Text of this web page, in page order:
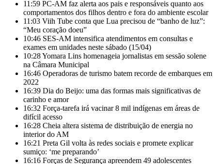
11:59 PC-AM faz alerta aos pais e responsáveis quanto aos
comportamentos dos filhos dentro e fora do ambiente escolar
11:03 Viih Tube conta que Lua precisou de “banho de luz”:
“Meu coração doeu”
10:46 SES-AM intensifica atendimentos em consultas e
exames em unidades neste sábado (15/04)
10:28Yomara Lins homenageia jornalistas em sessão solene
na Câmara Municipal
16:46 Operadoras de turismo batem recorde de embarques em
2022
16:39 Dia do Beijo: uma das formas mais significativas de
carinho e amor
16:32 Força-tarefa irá vacinar 8 mil indígenas em áreas de
difícil acesso
16:28 Cheia altera sistema de distribuição de energia no
interior do AM
16:21 Preta Gil volta às redes sociais e promete explicar
sumiço: ‘me preparando’
16:16 Forças de Segurança apreendem 49 adolescentes